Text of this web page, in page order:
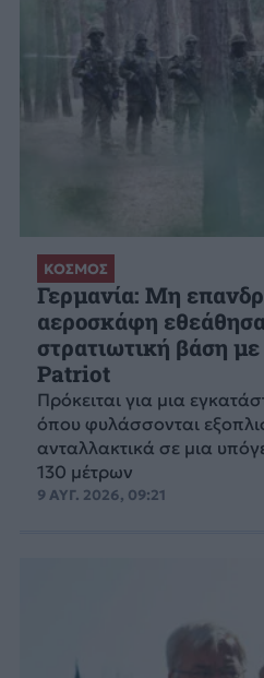
ΚΟΣΜΟΣ
Γερμανία: Μη
αεροσκάφη
στρατιωτική βάση
Patriot
Πρόκειται για μια
όπου φυλάσσονται
ανταλλακτικά σε μια
130 μέτρων
9 ΑΥΓ. 2026, 09:21